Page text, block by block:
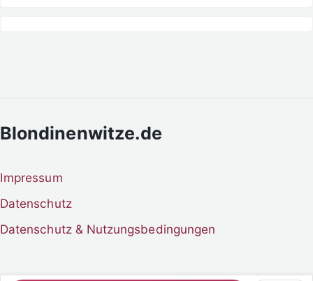
Blondinenwitze.de
Impressum
Datenschutz
Datenschutz & Nutzungsbedingungen